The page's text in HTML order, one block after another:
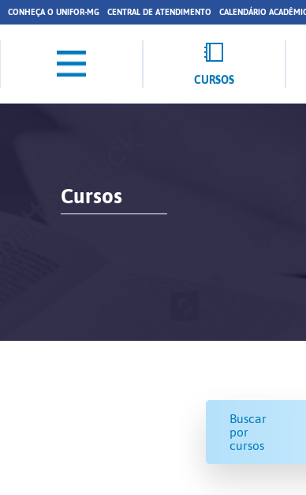
CONHEÇA O UNIFOR-MG CENTRAL DE ATENDIMENTO CALENDÁRIO
CURSOS
Cursos
Buscar
por
cursos